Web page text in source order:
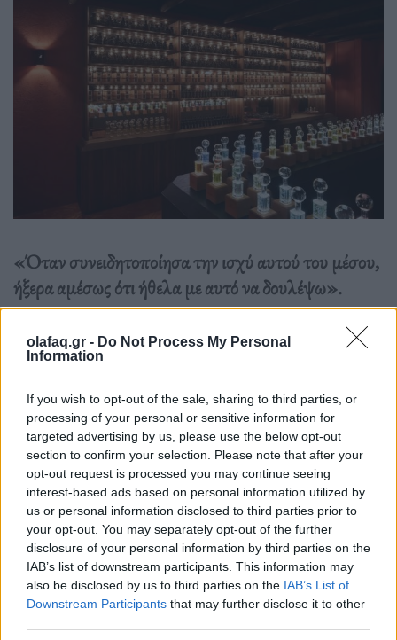
olafaq.gr - Do Not Process My Personal
Information
If you wish to opt-out of the sale, sharing to third parties, or
processing of your personal or sensitive information for
targeted advertising by us, please use the below opt-out
section to confirm your selection. Please note that after your
opt-out request is processed you may continue seeing
interest-based ads based on personal information utilized by
us or personal information disclosed to third parties prior to
your opt-out. You may separately opt-out of the further
disclosure of your personal information by third parties on the
IAB’s list of downstream participants. This information may
also be disclosed by us to third parties on the IAB’s List of
Downstream Participants that may further disclose it to other
«Όταν συνειδητοποίησα την ισχύ αυτού του μέσου,
ήξερα αμέσως ότι ήθελα με αυτό να δουλέψω».
Διαβάστε περισσότερα→
Δημοσιεύθηκε σεΤέχνη |TaggedFueguia,Julian Bedel,
Αρωματοποιία,Αρωματοποιός
Δείτε επίσης